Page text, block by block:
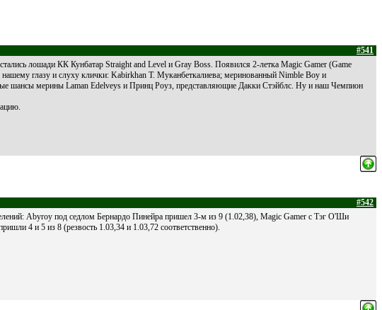
#541
лошади КК Кунбатар Straight and Level и Gray Boss. Появился 2-летка Magic Gamer (Game
глазу и слуху клички: Kabirkhan Т. Муканбеткалиева; меринованный Nimble Boy и
шансы мерины Laman Edelveys и Принц Роуз, представляющие Дакки Стэйблс. Ну и наш Чемпион
#542
Abyroy под седлом Бернардо Пинейра пришел 3-м из 9 (1.02,38), Magic Gamer с Тэг О'Ши
4 и 5 из 8 (резвость 1.03,34 и 1.03,72 соответственно).